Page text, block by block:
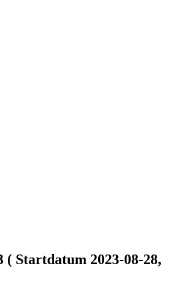
( Startdatum 2023-08-28,